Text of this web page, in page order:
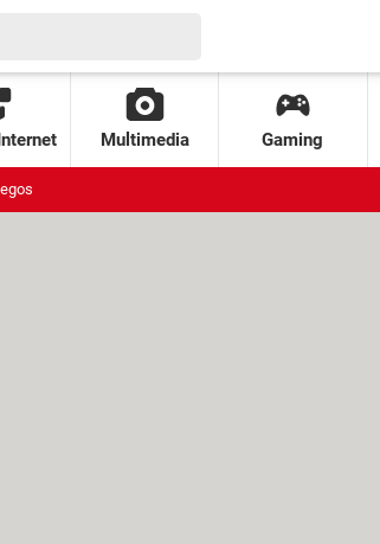
Multimedia Gaming